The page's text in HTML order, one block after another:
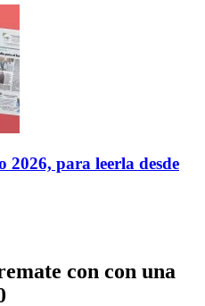
para leerla desde
con con una